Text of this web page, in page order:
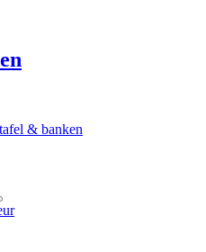
& banken